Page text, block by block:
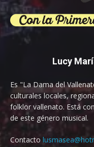
Lucy
Es "La Dama del
culturales locales,
folklor vallenato. Está
de este género musical.
Contacto